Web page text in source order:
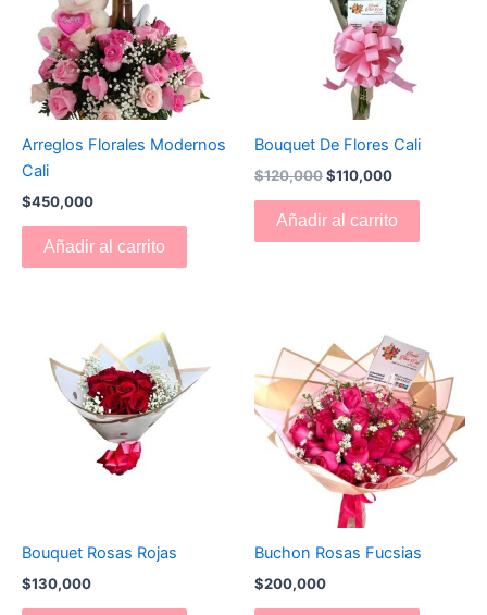
Arreglos Florales Modernos
Cali
$450,000
Añadir al carrito
Bouquet De Flores Cali
$120,000$110,000
Añadir al carrito
Bouquet Rosas Rojas
$130,000
Buchon Rosas Fucsias
$200,000